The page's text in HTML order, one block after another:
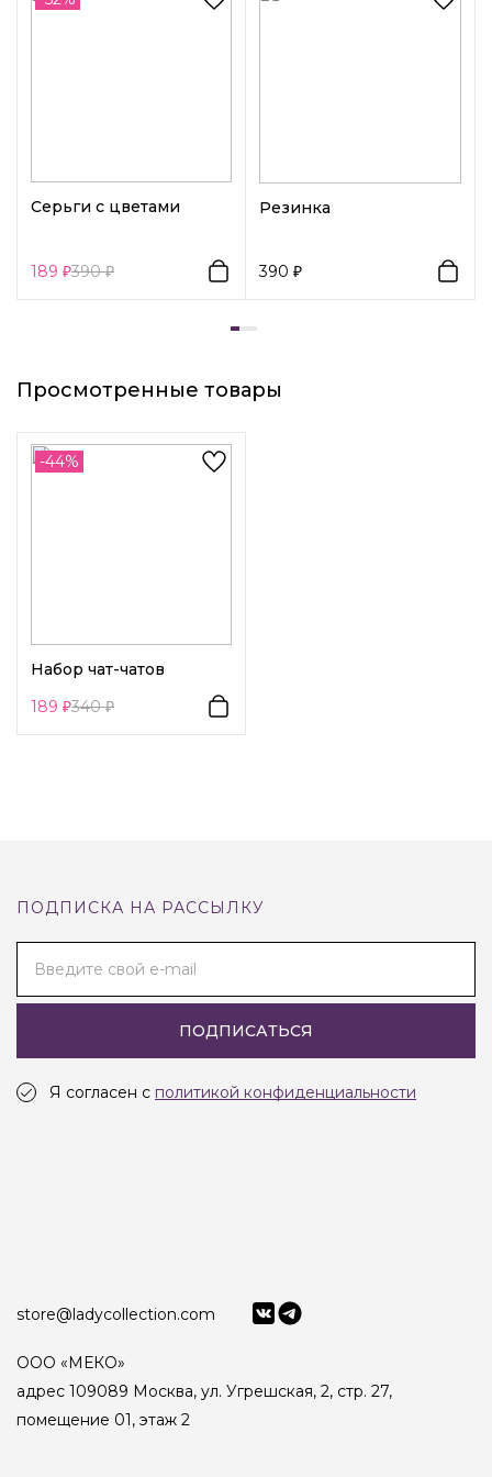
была символом моды и стиля, и эти заколки - прекрасное
Серьги с цветами
189 390
Резинка
390
Просмотренные товары
-44%
Набор чат-чатов
189
340
ПОДПИСКА НА РАССЫЛКУ
Введите свой e-mail
ПОДПИСАТЬСЯ
Я согласен с политикой конфиденциальности
store@ladycollection.com
ООО «МЕКО»
адрес 109089 Москва, ул. Угрешская, 2, стр. 27,
помещение 01, этаж 2